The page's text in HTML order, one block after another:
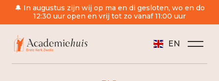
🔔 In augustus zijn wij op ma en di gesloten, wo en do
12:30 uur open en vrij tot zo vanaf 11:00 uur
EN
/ Veelgestelde vragen verhuur